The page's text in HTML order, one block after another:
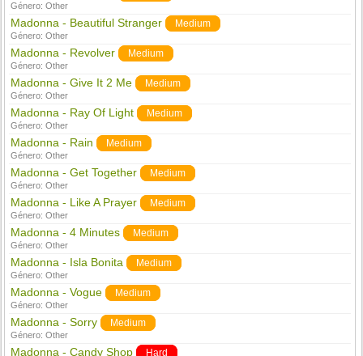
Género:Other
Madonna - Beautiful Stranger Medium
Género:Other
Madonna - Revolver Medium
Género:Other
Madonna - Give It 2 Me Medium
Género:Other
Madonna - Ray Of Light Medium
Género:Other
Madonna - Rain Medium
Género:Other
Madonna - Get Together Medium
Género:Other
Madonna - Like A Prayer Medium
Género:Other
Madonna - 4 Minutes Medium
Género:Other
Madonna - Isla Bonita Medium
Género:Other
Madonna - Vogue Medium
Género:Other
Madonna - Sorry Medium
Género:Other
Madonna - Candy Shop Hard